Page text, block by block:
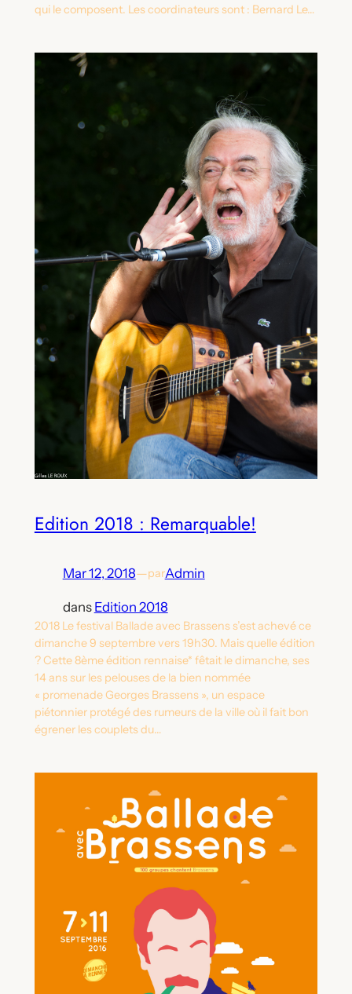
qui le composent. Les coordinateurs sont : Bernard Le…
Edition 2018 : Remarquable!
Mar 12, 2018—parAdmin
dans Edition 2018
2018 Le festival Ballade avec Brassens s’est achevé ce
dimanche 9 septembre vers 19h30. Mais quelle édition
? Cette 8ème édition rennaise* fêtait le dimanche, ses
14 ans sur les pelouses de la bien nommée
« promenade Georges Brassens », un espace
piétonnier protégé des rumeurs de la ville où il fait bon
égrener les couplets du…